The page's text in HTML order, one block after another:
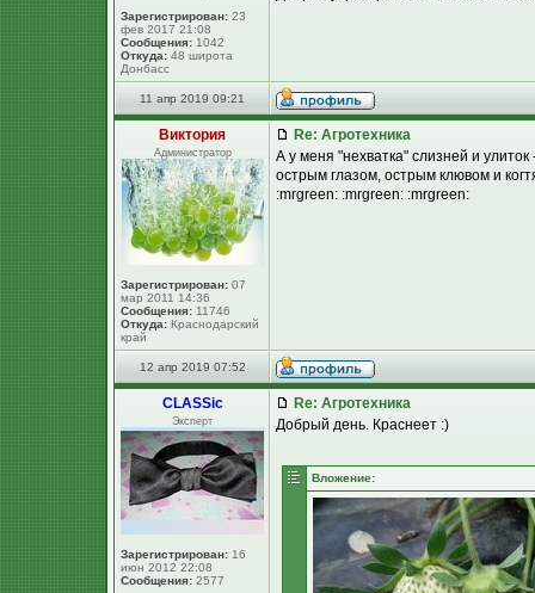
Зарегистрирован: 23
фев 2017 21:08
Сообщения: 1042
Откуда: 48 широта
Донбасс
11 апр 2019 09:21
Виктория
Администратор
Зарегистрирован: 07
мар 2011 14:36
Сообщения: 11746
Откуда: Краснодарский
край
Re: Агротехника
А у меня "нехватка" слизней и
острым глазом, острым клювом и
:mrgreen: :mrgreen: :mrgreen:
12 апр 2019 07:52
CLASSic
Эксперт
Зарегистрирован: 16
июн 2012 22:08
Сообщения: 2577
Re: Агротехника
Добрый день. Краснеет :)
Вложение: